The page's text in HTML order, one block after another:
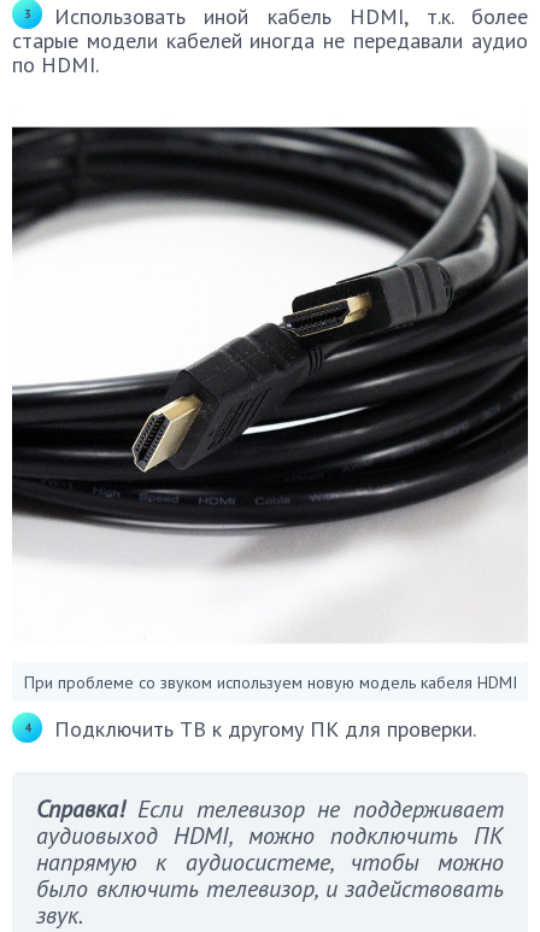
Использовать иной кабель HDMI, т.к. более
старые модели кабелей иногда не передавали аудио
по HDMI.
При проблеме со звуком используем новую модель кабеля HDMI
Подключить ТВ к другому ПК для проверки.
Справка! Если телевизор не поддерживает
аудиовыход HDMI, можно подключить ПК
напрямую к аудиосистеме, чтобы можно
было включить телевизор, и задействовать
звук.